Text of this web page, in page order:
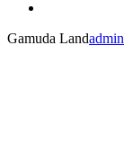
Gamuda Landadmin